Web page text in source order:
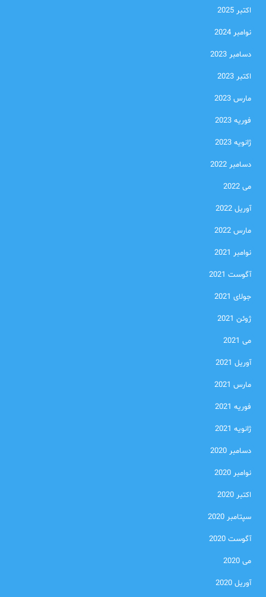
اکتبر 2025
نوامبر 2024
دسامبر 2023
اکتبر 2023
مارس 2023
فوریه 2023
ژانویه 2023
دسامبر 2022
می 2022
آوریل 2022
مارس 2022
نوامبر 2021
آگوست 2021
جولای 2021
ژوئن 2021
می 2021
آوریل 2021
مارس 2021
فوریه 2021
ژانویه 2021
دسامبر 2020
نوامبر 2020
اکتبر 2020
سپتامبر 2020
آگوست 2020
می 2020
آوریل 2020